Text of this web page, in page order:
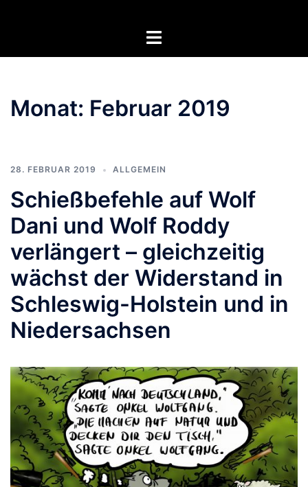
Menü
Monat: Februar 2019
28. FEBRUAR 2019 ALLGEMEIN
Schießbefehle auf Wolf
Dani und Wolf Roddy
verlängert – gleichzeitig
wächst der Widerstand in
Schleswig-Holstein und in
Niedersachsen